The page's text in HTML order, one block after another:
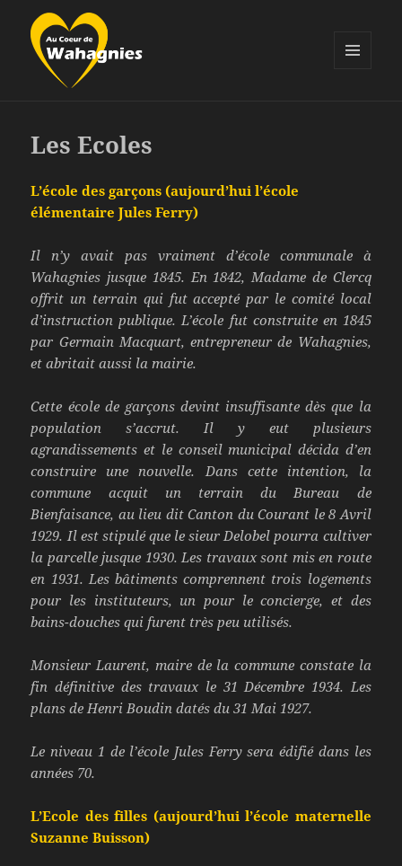
Les Ecoles
L’école des garçons (aujourd’hui l’école
élémentaire Jules Ferry)
Il n’y avait pas vraiment d’école communale à
Wahagnies jusque 1845. En 1842, Madame de Clercq
offrit un terrain qui fut accepté par le comité local
d’instruction publique. L’école fut construite en 1845
par Germain Macquart, entrepreneur de Wahagnies,
et abritait aussi la mairie.
Cette école de garçons devint insuffisante dès que la
population s’accrut. Il y eut plusieurs
agrandissements et le conseil municipal décida d’en
construire une nouvelle. Dans cette intention, la
commune acquit un terrain du Bureau de
Bienfaisance, au lieu dit Canton du Courant le 8 Avril
1929. Il est stipulé que le sieur Delobel pourra cultiver
la parcelle jusque 1930. Les travaux sont mis en route
en 1931. Les bâtiments comprennent trois logements
pour les instituteurs, un pour le concierge, et des
bains-douches qui furent très peu utilisés.
Monsieur Laurent, maire de la commune constate la
fin définitive des travaux le 31 Décembre 1934. Les
plans de Henri Boudin datés du 31 Mai 1927.
Le niveau 1 de l’école Jules Ferry sera édifié dans les
années 70.
L’Ecole des filles (aujourd’hui l’école maternelle
Suzanne Buisson)